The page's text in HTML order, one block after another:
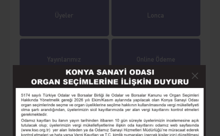
Üyeler Lonca
Yayınlarımız Online Ödeme
Online İşlemler Tarihçe